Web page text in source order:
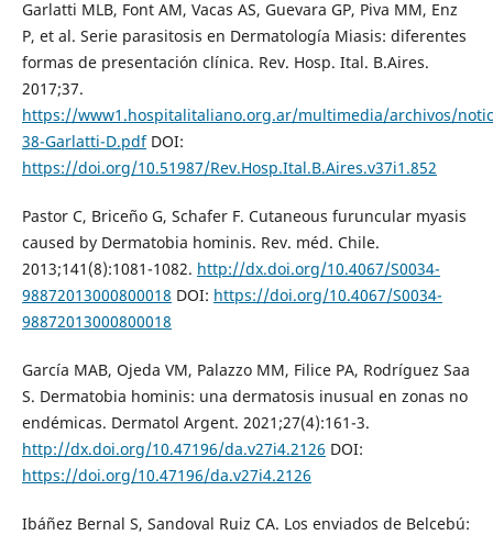
Garlatti MLB, Font AM, Vacas AS, Guevara GP, Piva MM, Enz
P, et al. Serie parasitosis en Dermatología Miasis: diferentes
formas de presentación clínica. Rev. Hosp. Ital. B.Aires.
2017;37.
https://www1.hospitalitaliano.org.ar/multimedia/archivos/
38-Garlatti-D.pdfDOI:
https://doi.org/10.51987/Rev.Hosp.Ital.B.Aires.v37i1.852
Pastor C, Briceño G, Schafer F. Cutaneous furuncular myasis
caused by Dermatobia hominis. Rev. méd. Chile.
2013;141(8):1081-1082. http://dx.doi.org/10.4067/S0034-
98872013000800018 DOI: https://doi.org/10.4067/S0034-
98872013000800018
García MAB, Ojeda VM, Palazzo MM, Filice PA, Rodríguez Saa
S. Dermatobia hominis: una dermatosis inusual en zonas no
endémicas. Dermatol Argent. 2021;27(4):161-3.
http://dx.doi.org/10.47196/da.v27i4.2126 DOI:
https://doi.org/10.47196/da.v27i4.2126
Ibáñez Bernal S, Sandoval Ruiz CA. Los enviados de Belcebú: